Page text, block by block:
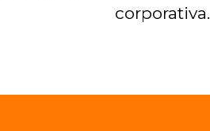
corporativa.